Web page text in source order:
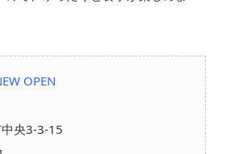
OPEN
央3-3-15